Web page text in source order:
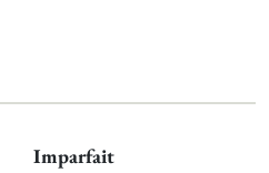
Imparfait